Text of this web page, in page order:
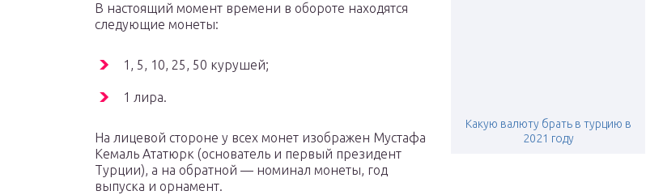
Какую валюту брать в турцию в
2021 году
В настоящий момент времени в обороте находятся
следующие монеты:
1, 5, 10, 25, 50 курушей;
1 лира.
На лицевой стороне у всех монет изображен Мустафа
Кемаль Ататюрк (основатель и первый президент
Турции), а на обратной — номинал монеты, год
выпуска и орнамент.